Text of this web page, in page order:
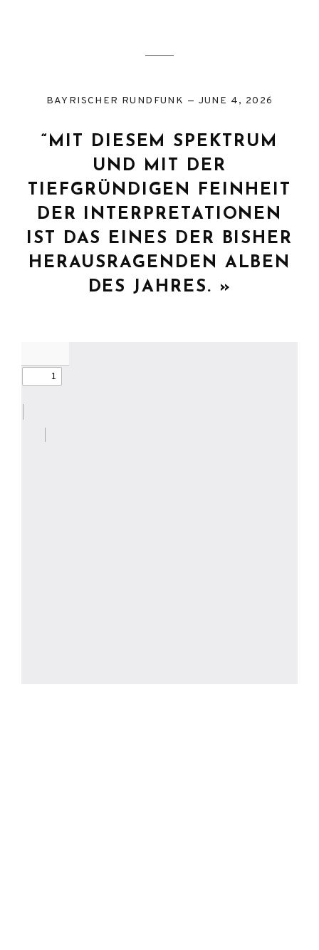
BAYRISCHER RUNDFUNK JUNE 4, 2026
“MIT DIESEM SPEKTRUM
UND MIT DER
TIEFGRÜNDIGEN FEINHEIT
DER INTERPRETATIONEN
IST DAS EINES DER BISHER
HERAUSRAGENDEN ALBEN
DES JAHRES. »